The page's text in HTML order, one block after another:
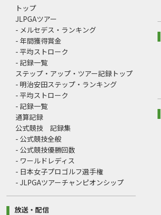
トップ
JLPGAツアー
- メルセデス・ランキング
- 年間獲得賞金
- 平均ストローク
- 記録一覧
ステップ・アップ・ツアー記録トップ
- 明治安田ステップ・ランキング
- 平均ストローク
- 記録一覧
通算記録
公式競技 記録集
- 公式競技全般
- 公式競技優勝回数
- ワールドレディス
- 日本女子プロゴルフ選手権
- JLPGAツアーチャンピオンシップ
放送・配信